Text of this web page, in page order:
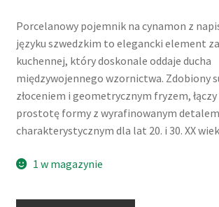
Porcelanowy pojemnik na cynamon z
języku szwedzkim to elegancki element
kuchennej, który doskonale oddaje ducha
międzywojennego wzornictwa. Zdobiony
złoceniem i geometrycznym fryzem, łączy
prostotę formy z wyrafinowanym detalem
charakterystycznym dla lat 20. i 30. XX
1 w magazynie